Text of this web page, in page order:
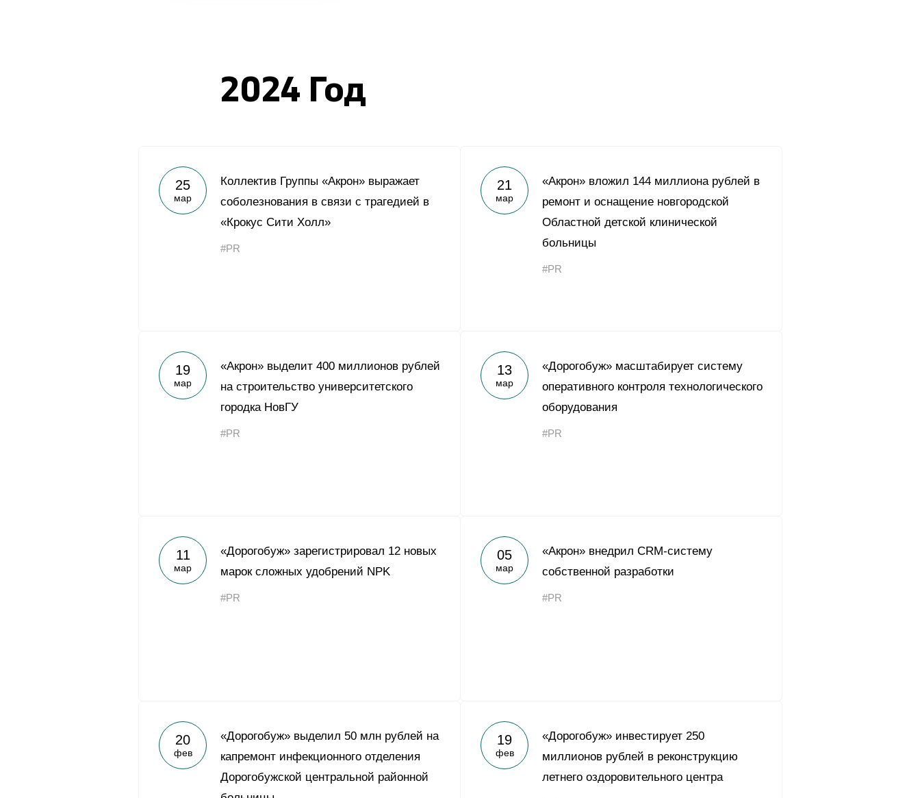
2024 Год
25
мар
Коллектив Группы «Акрон» выражает
соболезнования в связи с трагедией в
«Крокус Сити Холл»
#PR
21
мар
«Акрон» вложил 144 миллиона рублей в
ремонт и оснащение новгородской
Областной детской клинической
больницы
#PR
19
мар
«Акрон» выделит 400 миллионов рублей
на строительство университетского
городка НовГУ
#PR
13
мар
«Дорогобуж» масштабирует систему
оперативного контроля технологического
оборудования
#PR
11
мар
«Дорогобуж» зарегистрировал 12 новых
марок сложных удобрений NPK
#PR
05
мар
«Акрон» внедрил CRM-систему
собственной разработки
#PR
20
фев
«Дорогобуж» выделил 50 млн рублей на
капремонт инфекционного отделения
Дорогобужской центральной районной
19
фев
«Дорогобуж» инвестирует 250
миллионов рублей в реконструкцию
летнего оздоровительного центра